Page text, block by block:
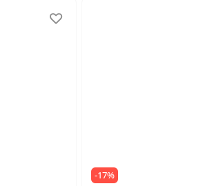
-17%